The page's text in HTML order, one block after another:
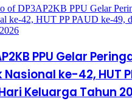
PPU Gelar
Nasional ke-42, HUT
Keluarga Tahun